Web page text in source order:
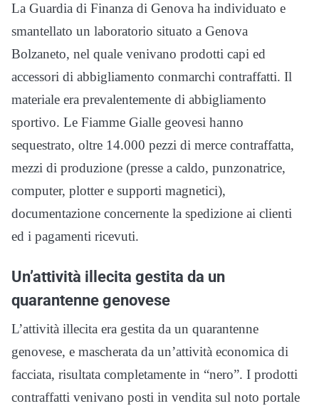
La Guardia di Finanza di Genova ha individuato e
smantellato un laboratorio situato a Genova
Bolzaneto, nel quale venivano prodotti capi ed
accessori di abbigliamento conmarchi contraffatti. Il
materiale era prevalentemente di abbigliamento
sportivo. Le Fiamme Gialle geovesi hanno
sequestrato, oltre 14.000 pezzi di merce contraffatta,
mezzi di produzione (presse a caldo, punzonatrice,
computer, plotter e supporti magnetici),
documentazione concernente la spedizione ai clienti
ed i pagamenti ricevuti.
Un’attività illecita gestita da un
quarantenne genovese
L’attività illecita era gestita da un quarantenne
genovese, e mascherata da un’attività economica di
facciata, risultata completamente in “nero”. I prodotti
contraffatti venivano posti in vendita sul noto portale